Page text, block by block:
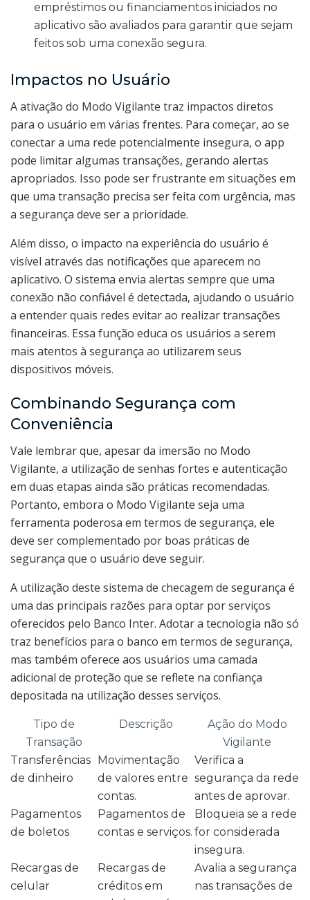
empréstimos ou financiamentos iniciados no
aplicativo são avaliados para garantir que sejam
feitos sob uma conexão segura.
Impactos no Usuário
A ativação do Modo Vigilante traz impactos diretos
para o usuário em várias frentes. Para começar, ao se
conectar a uma rede potencialmente insegura, o app
pode limitar algumas transações, gerando alertas
apropriados. Isso pode ser frustrante em situações em
que uma transação precisa ser feita com urgência, mas
a segurança deve ser a prioridade.
Além disso, o impacto na experiência do usuário é
visível através das notificações que aparecem no
aplicativo. O sistema envia alertas sempre que uma
conexão não confiável é detectada, ajudando o usuário
a entender quais redes evitar ao realizar transações
financeiras. Essa função educa os usuários a serem
mais atentos à segurança ao utilizarem seus
dispositivos móveis.
Combinando Segurança com
Conveniência
Vale lembrar que, apesar da imersão no Modo
Vigilante, a utilização de senhas fortes e autenticação
em duas etapas ainda são práticas recomendadas.
Portanto, embora o Modo Vigilante seja uma
ferramenta poderosa em termos de segurança, ele
deve ser complementado por boas práticas de
segurança que o usuário deve seguir.
A utilização deste sistema de checagem de segurança é
uma das principais razões para optar por serviços
oferecidos pelo Banco Inter. Adotar a tecnologia não só
traz benefícios para o banco em termos de segurança,
mas também oferece aos usuários uma camada
adicional de proteção que se reflete na confiança
depositada na utilização desses serviços.
Tipo de
Transação
Descrição
Ação do Modo
Vigilante
Transferências
de dinheiro
Movimentação
de valores entre
contas.
Verifica a
segurança da rede
antes de aprovar.
Pagamentos
de boletos
Pagamentos de
contas e serviços.
Bloqueia se a rede
for considerada
insegura.
Recargas de
celular
Recargas de
créditos em
Avalia a segurança
nas transações de